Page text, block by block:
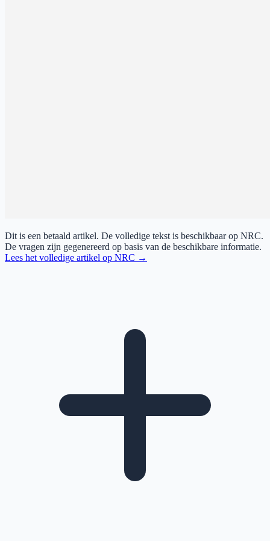
Dit is een betaald artikel. De volledige tekst is beschikbaar op NRC.
De vragen zijn gegenereerd op basis van de beschikbare informatie.
Lees het volledige artikel op NRC →